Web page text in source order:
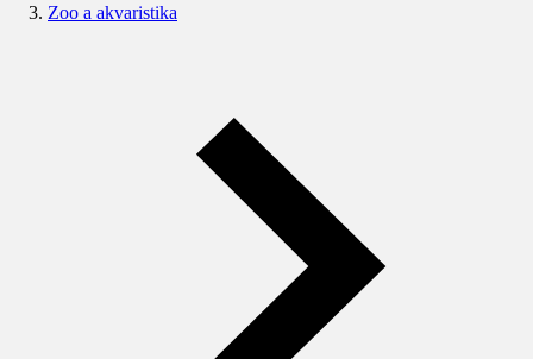
Zoo a akvaristika